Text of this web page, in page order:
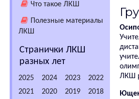
Что такое ЛКШ
Полезные материалы
ЛКШ
Странички ЛКШ
разных лет
2025 2024 2023
2022
2021
2020 2019
2018
ЛКШ